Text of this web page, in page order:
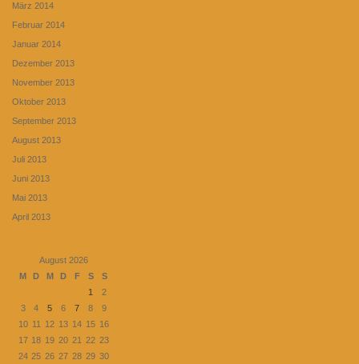
März 2014
Februar 2014
Januar 2014
Dezember 2013
November 2013
Oktober 2013
September 2013
August 2013
Juli 2013
Juni 2013
Mai 2013
April 2013
August 2026
M
D M D F S
S
1
2
3
4 5 6 7 8
9
10 11 12 13 14 15 16
17 18 19 20 21 22 23
24 25 26 27 28 29 30